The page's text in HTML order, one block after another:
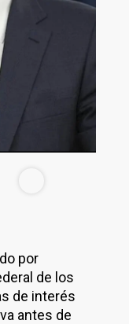
por
de los
de interés
antes de